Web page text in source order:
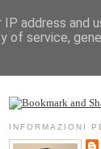
INFORMAZIONI
address and
of service,